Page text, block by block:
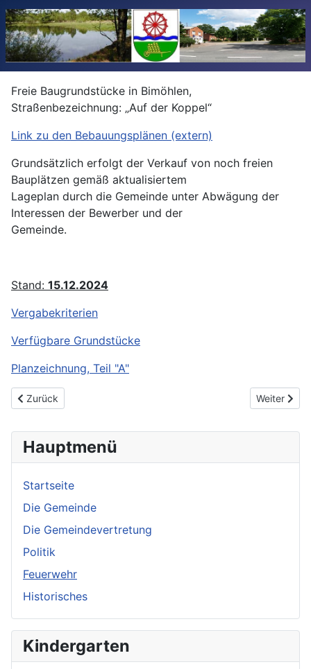
Freie Baugrundstücke in Bimöhlen,
Straßenbezeichnung: „Auf der Koppel“
Link zu den Bebauungsplänen (extern)
Grundsätzlich erfolgt der Verkauf von noch freien
Bauplätzen gemäß aktualisiertem
Lageplan durch die Gemeinde unter Abwägung der
Interessen der Bewerber und der
Gemeinde.
Stand: 15.12.2024
Vergabekriterien
Verfügbare Grundstücke
Planzeichnung, Teil "A"
Vorheriger Beitrag: Stadt.Ein.Blick
Zurück Nächster
Weiter
Hauptmenü
Startseite
Die Gemeinde
Die Gemeindevertretung
Politik
Feuerwehr
Historisches
Kindergarten